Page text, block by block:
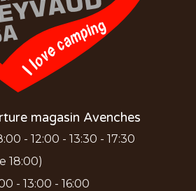
magasin Avenches
- 12:00 - 13:30 - 17:30
18:00)
- 13:00 - 16:00